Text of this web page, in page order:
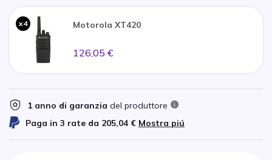
x4 Motorola XT420
126,05 €
1 anno di garanzia del produttore
Paga in 3 rate da 205,04 € Mostra piú